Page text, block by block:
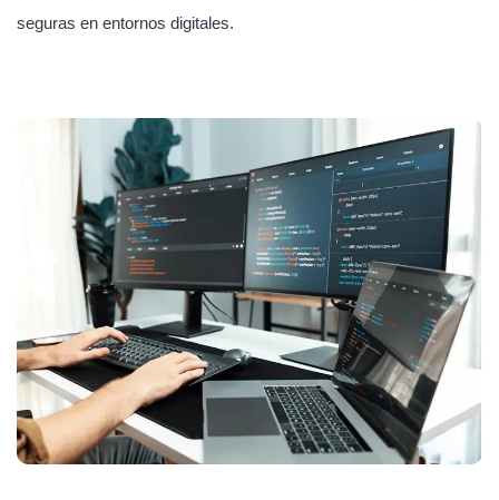
seguras en entornos digitales.